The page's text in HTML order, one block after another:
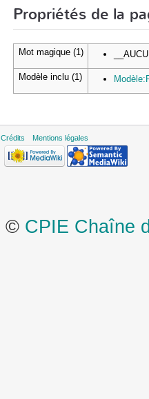
Propriétés de la
Mot magique (1)
Modèle inclu (1)
Crédits Mentions légales
© CPIE Chaîne